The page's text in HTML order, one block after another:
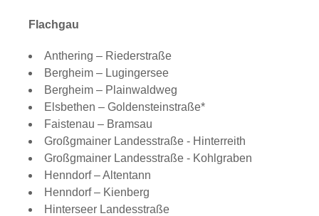
Flachgau
Anthering – Riederstraße
Bergheim – Lugingersee
Bergheim – Plainwaldweg
Elsbethen – Goldensteinstraße*
Faistenau – Bramsau
Großgmainer Landesstraße - Hinterreith
Großgmainer Landesstraße - Kohlgraben
Henndorf – Altentann
Henndorf – Kienberg
Hinterseer Landesstraße